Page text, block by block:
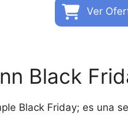
Ver
Black
Black Friday; es una